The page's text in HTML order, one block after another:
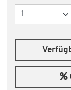
Menge